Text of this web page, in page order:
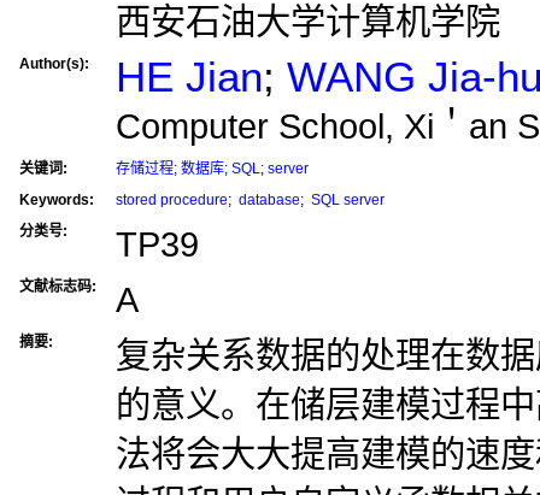
西安石油大学计算机学院
Author(s): HE Jian; WANG Jia-
Computer School, Xi＇an
关键词: 存储过程; 数据库; SQL; server
Keywords:
stored procedure; database; SQL server
分类号:
TP39
文献标志码: A
摘要:
复杂关系数据的处理在数
的意义。在储层建模过程
法将会大大提高建模的速